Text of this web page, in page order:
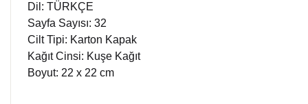
Dil: TÜRKÇE
Sayfa Sayısı: 32
Cilt Tipi: Karton Kapak
Kağıt Cinsi: Kuşe Kağıt
Boyut: 22 x 22 cm